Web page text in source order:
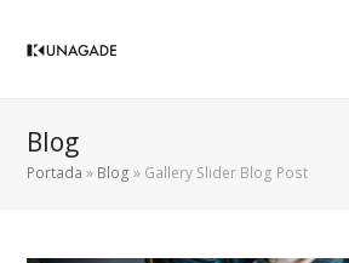
Blog
Portada » Blog » Gallery Slider Blog Post